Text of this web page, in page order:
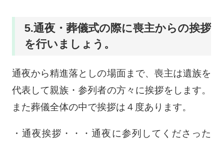
5.通夜・葬儀式の際に喪主からの挨拶
を行いましょう。
通夜から精進落としの場面まで、喪主は遺族を
代表して親族・参列者の方々に挨拶をします。
また葬儀全体の中で挨拶は４度あります。
・通夜挨拶・・・通夜に参列してくださった